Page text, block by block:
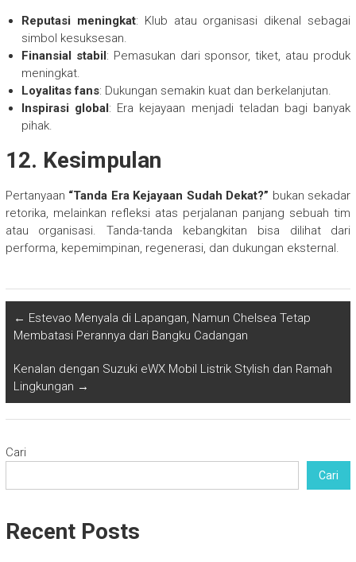
Reputasi meningkat: Klub atau organisasi dikenal sebagai
simbol kesuksesan.
Finansial stabil : Pemasukan dari sponsor, tiket, atau produk
meningkat.
Loyalitas fans: Dukungan semakin kuat dan berkelanjutan.
Inspirasi global : Era kejayaan menjadi teladan bagi banyak
pihak.
12. Kesimpulan
Pertanyaan “Tanda Era Kejayaan Sudah Dekat?” bukan sekadar
retorika, melainkan refleksi atas perjalanan panjang sebuah tim
atau organisasi. Tanda-tanda kebangkitan bisa dilihat dari
performa, kepemimpinan, regenerasi, dan dukungan eksternal.
← Estevao Menyala di Lapangan, Namun Chelsea Tetap
Membatasi Perannya dari Bangku Cadangan
Kenalan dengan Suzuki eWX Mobil Listrik Stylish dan Ramah
Lingkungan →
Cari
Cari
Recent Posts